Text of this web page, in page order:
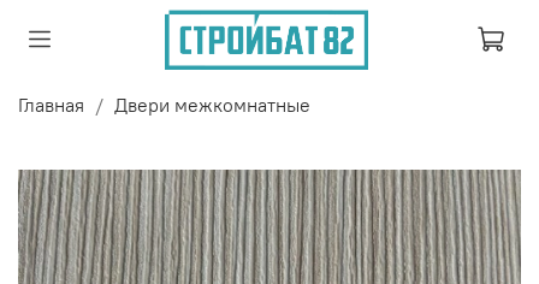
Главная Двери межкомнатные